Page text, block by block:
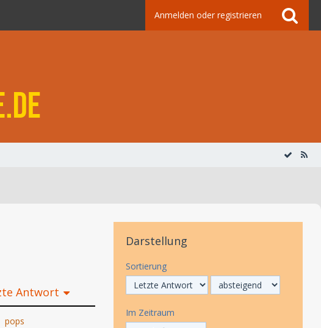
Anmelden oder registrieren
Antwort
pops
Darstellung
Sortierung
Im Zeitraum